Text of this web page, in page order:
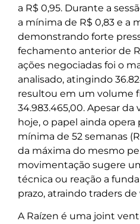
a R$ 0,95. Durante a
a mínima de R$ 0,83 e a
demonstrando forte
fechamento anterior de
ações negociadas foi o
analisado, atingindo
resultou em um volume
34.983.465,00. Apesar da
hoje, o papel ainda opera
mínima de 52 semanas
da máxima do mesmo
movimentação sugere
técnica ou reação a
prazo, atraindo traders
A Raízen é uma joint